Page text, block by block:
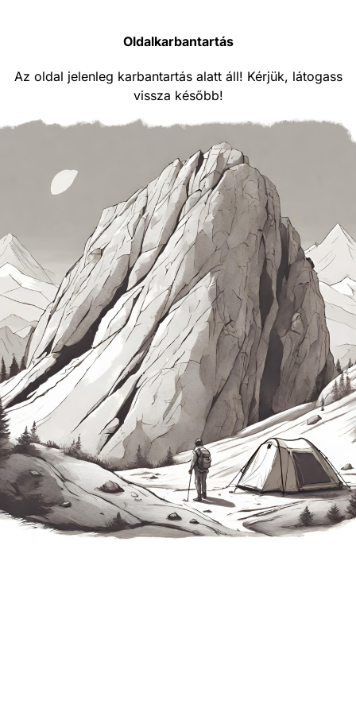
Oldalkarbantartás
Az oldal jelenleg karbantartás alatt áll! Kérjük, látogass
vissza később!